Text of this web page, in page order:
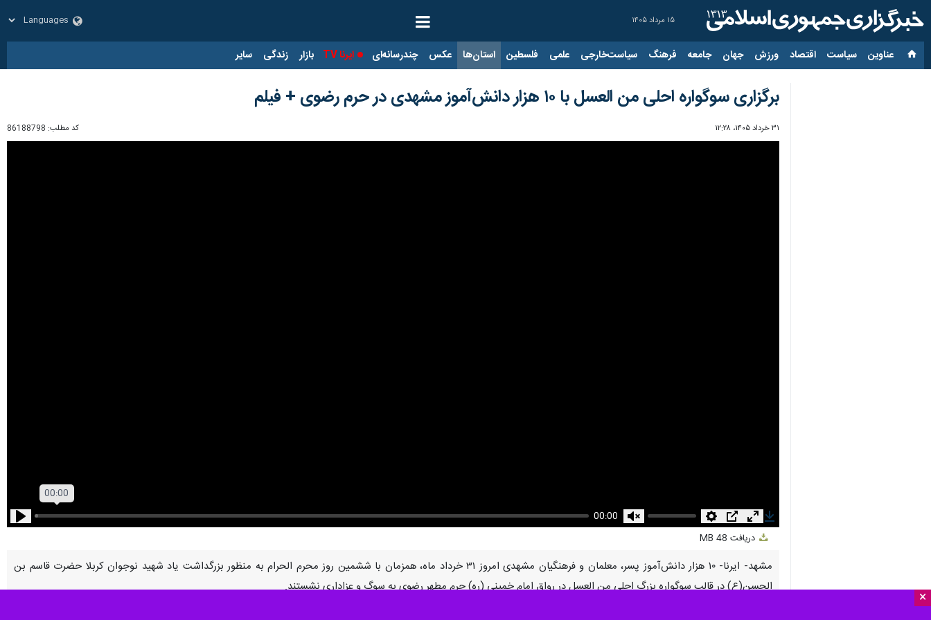
۱۵ مرداد ۱۴۰۵
عناوین‌ سیاست اقتصاد ورزش جهان جامعه فرهنگ سیاست‌خارجی علمی فلسطین استان‌ها عکس چندرسانه‌ای ایرنا TV بازار زندگی سایر
×
برگزاری سوگواره احلی من العسل با ۱۰ هزار دانش‌آموز مشهدی در حرم رضوی + فیلم
۳۱ خرداد ۱۴۰۵، ۱۲:۲۸ کد مطلب: 86188798
Play
00:00
Unmute Settings
PIP
Enter
fullscreen
Download
دریافت 48 MB
مشهد- ایرنا- ۱۰ هزار دانش‌آموز پسر، معلمان و فرهنگیان مشهدی امروز ۳۱ خرداد ماه، همزمان با ششمین روز محرم الحرام به منظور بزرگداشت یاد شهید نوجوان کربلا حضرت قاسم بن
الحسن(ع) در قالب سوگواره بزرگ احلی من العسل در رواق امام خمینی (ره) حرم مطهر رضوی به سوگ و عزاداری نشستند.